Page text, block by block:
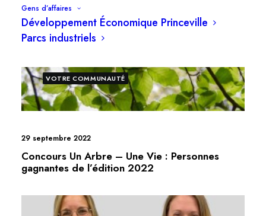
Gens d’affaires
Développement Économique Princeville
Parcs industriels
VOTRE COMMUNAUTÉ
29 septembre 2022
Concours Un Arbre – Une Vie : Personnes
gagnantes de l’édition 2022